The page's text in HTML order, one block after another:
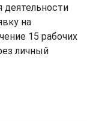
деятельности
на
15 рабочих
личный